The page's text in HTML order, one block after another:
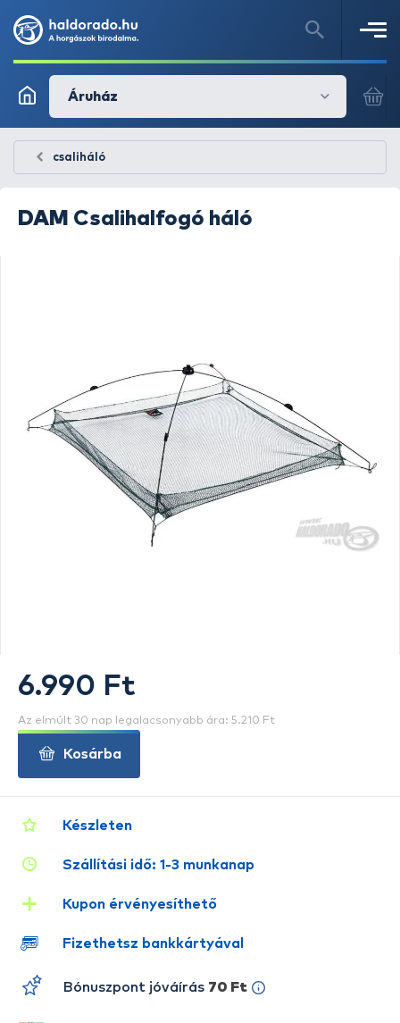
Áruház
csaliháló
DAM Csalihalfogó háló
Készleten
Szállítási idő: 1-3 munkanap
Kupon érvényesíthető
Fizethetsz bankkártyával
Bónuszpont jóváírás 70 Ft
6.990 Ft
Az elmúlt 30 nap legalacsonyabb ára: 5.210 Ft
Kosárba